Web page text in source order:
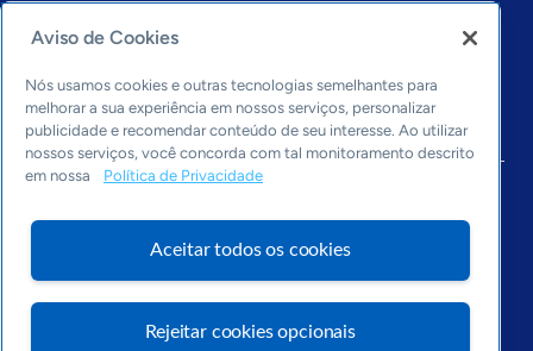
Economia & Política
Cultura empreendedora
Dados
Arquivo
Aviso de Cookies
Nós usamos cookies e outras tecnologias semelhantes para
melhorar a sua experiência em nossos serviços, personalizar
publicidade e recomendar conteúdo de seu interesse. Ao utilizar
nossos serviços, você concorda com tal monitoramento descrito
em nossa
Política de Privacidade
Aceitar todos os cookies
Rejeitar cookies opcionais